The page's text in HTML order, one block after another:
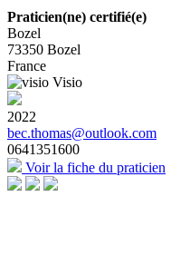
Praticien(ne) certifié(e)
Bozel
73350 Bozel
France
Visio
2022
bec.thomas@outlook.com
0641351600
Voir la fiche du praticien